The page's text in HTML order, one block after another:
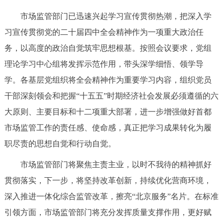
政务服务
中介服务 阳光政务
政民互动
参与调查 在线访谈 图说互动
市场监管部门已迅速兴起学习宣传贯彻热潮，把深入学
习宣传贯彻党的二十届四中全会精神作为一项重大政治任
务，以高度的政治自觉筑牢思想根基。按照会议要求，党组
理论学习中心组将发挥示范作用，带头深学细悟、领学导
学。各基层党组织将全会精神作为重要学习内容，组织党员
干部深刻领会和把握“十五五”时期经济社会发展必须遵循的六
大原则、主要目标和十二项重大部署，进一步增强做好首都
市场监管工作的责任感、使命感，真正把学习成果转化为履
职尽责的思想自觉和行动自觉。
市场监管部门将聚焦主责主业，以时不我待的精神抓好
贯彻落实，下一步，将坚持改革创新，持续优化营商环境，
深入推进一体化综合监管改革，擦亮“北京服务”名片。在标准
引领方面，市场监管部门将充分发挥质量支撑作用，更好赋